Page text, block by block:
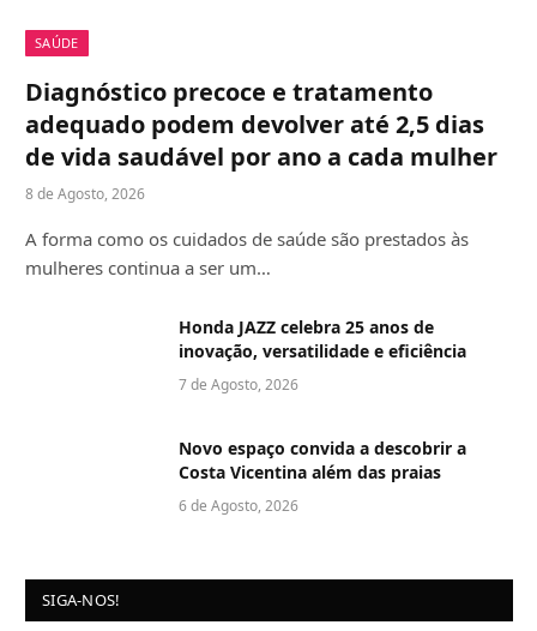
SAÚDE
Diagnóstico precoce e tratamento
adequado podem devolver até 2,5 dias
de vida saudável por ano a cada mulher
8 de Agosto, 2026
A forma como os cuidados de saúde são prestados às
mulheres continua a ser um…
Honda JAZZ celebra 25 anos de
inovação, versatilidade e eficiência
7 de Agosto, 2026
Novo espaço convida a descobrir a
Costa Vicentina além das praias
6 de Agosto, 2026
SIGA-NOS!